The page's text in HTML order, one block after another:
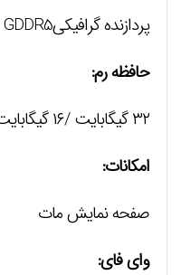
پردازنده گرافیکیNVIDIA Quadro M1200 4GB GDDR5
حافظه رم:
۳۲ گیگابایت /۱۶ گیگابایت
امکانات:
صفحه نمايش مات
وای فای: